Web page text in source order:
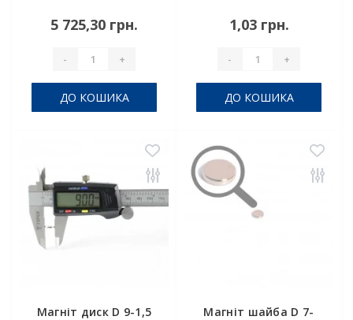
5 725,30 грн.
- +
ДО КОШИКА
1,03 грн.
- +
ДО КОШИКА
Магніт диск D 9-1,5
Магніт шайба D 7-